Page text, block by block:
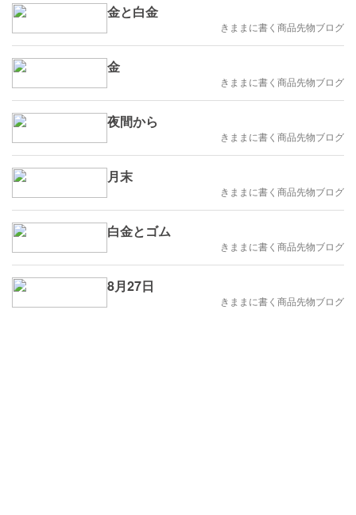
金と白金
きままに書く商品先物ブログ
金
きままに書く商品先物ブログ
夜間から
きままに書く商品先物ブログ
月末
きままに書く商品先物ブログ
白金とゴム
きままに書く商品先物ブログ
8月27日
きままに書く商品先物ブログ